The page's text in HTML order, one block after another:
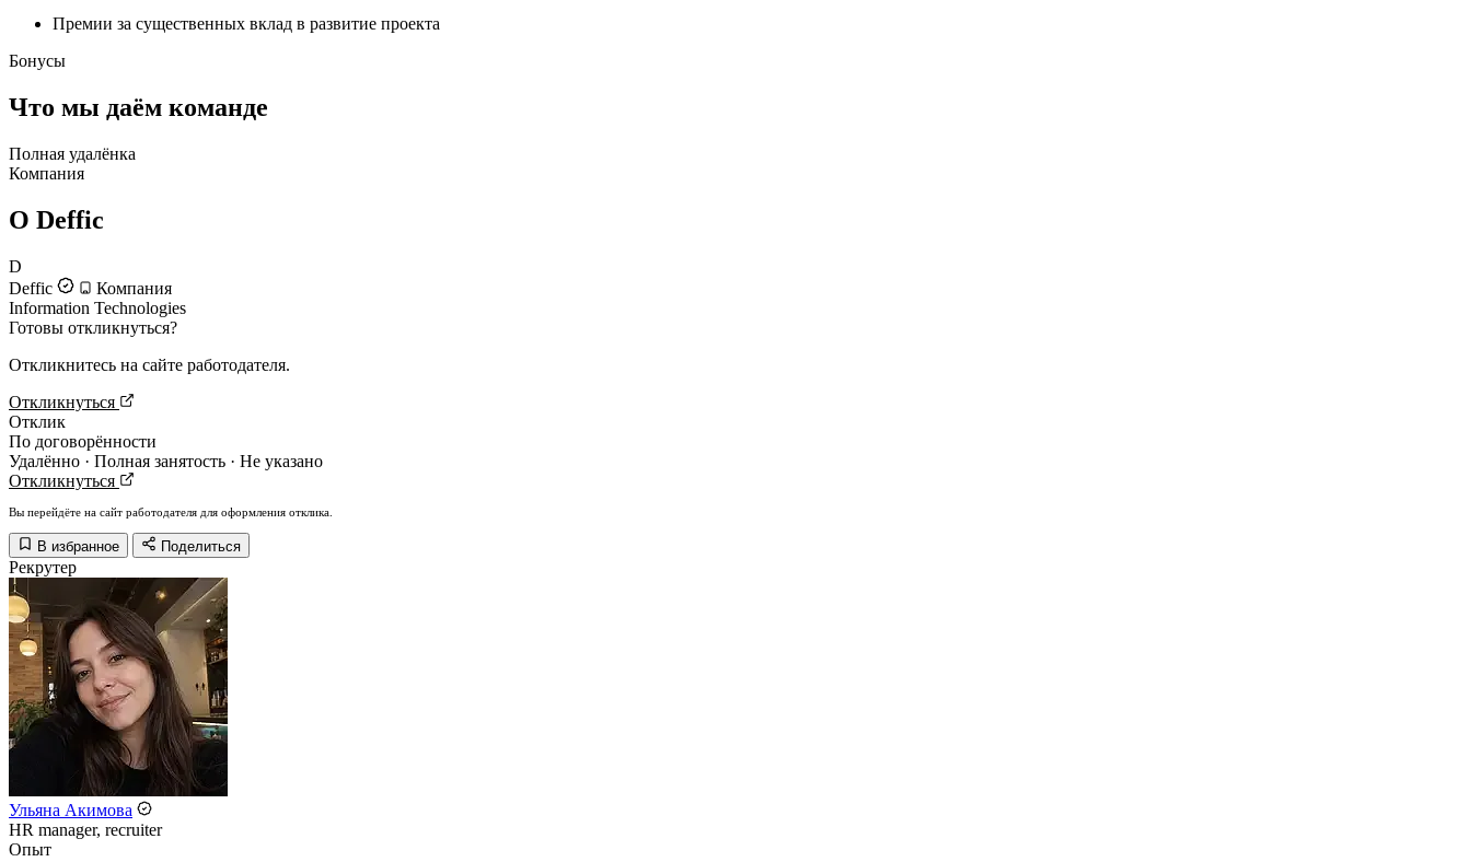
Премии за существенных вклад в развитие проекта
Бонусы
Что мы даём команде
Полная удалёнка
Компания
О Deffic
D
Deffic
Компания
Information Technologies
Готовы откликнуться?
Откликнитесь на сайте работодателя.
Откликнуться
Отклик
По договорённости
Удалённо · Полная занятость · Не указано
Откликнуться
Вы перейдёте на сайт работодателя для оформления отклика.
В избранное Поделиться
Рекрутер
Ульяна Акимова
HR manager, recruiter
Опыт